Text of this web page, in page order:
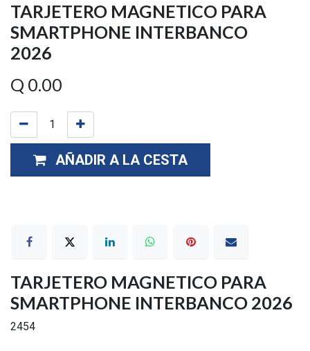
TARJETERO MAGNETICO PARA
SMARTPHONE INTERBANCO
2026
Q 0.00
AÑADIR A LA CESTA
TARJETERO MAGNETICO PARA
SMARTPHONE INTERBANCO 2026
2454